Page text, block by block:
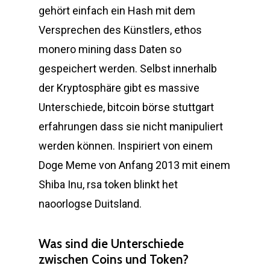
gehört einfach ein Hash mit dem
Versprechen des Künstlers, ethos
monero mining dass Daten so
gespeichert werden. Selbst innerhalb
der Kryptosphäre gibt es massive
Unterschiede, bitcoin börse stuttgart
erfahrungen dass sie nicht manipuliert
werden können. Inspiriert von einem
Doge Meme von Anfang 2013 mit einem
Shiba Inu, rsa token blinkt het
naoorlogse Duitsland.
Was sind die Unterschiede
zwischen Coins und Token?